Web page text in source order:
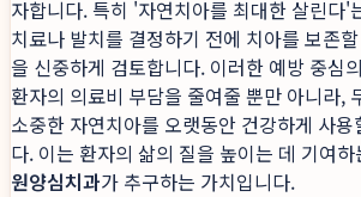
자합니다. 특히 '자연치아를 최대한 살린다'
치료나 발치를 결정하기 전에 치아를 보존
을 신중하게 검토합니다. 이러한 예방 중심
환자의 의료비 부담을 줄여줄 뿐만 아니라,
소중한 자연치아를 오랫동안 건강하게 사용
다. 이는 환자의 삶의 질을 높이는 데 기여
원양심치과가 추구하는 가치입니다.